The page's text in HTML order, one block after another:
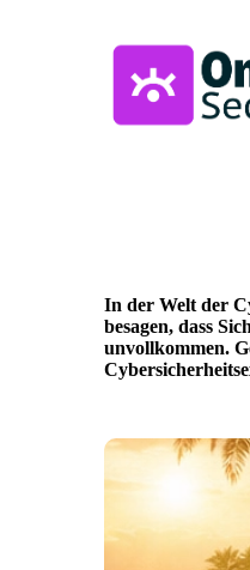
In der Welt der
besagen, dass
unvollkommen.